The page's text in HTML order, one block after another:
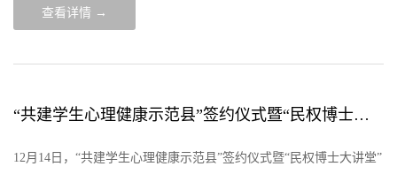
各学校校长、各中小
查看详情 →
“共建学生心理健康示范县”签约仪式暨“民权博士大讲堂”（第一期）主题报告会
12月14日，“共建学生心理健康示范县”签约仪式暨“民权博士大讲堂”